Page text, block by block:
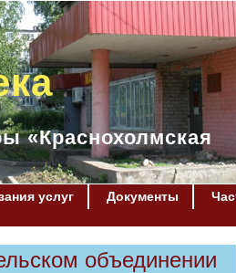
«Краснохолмская
услуг Документы
объединении